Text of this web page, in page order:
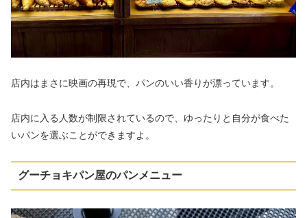
店内はまさに映画の再現で、パンのいい香りが漂っています。
店内に入る人数が制限されているので、ゆったりと自分が食べた
いパンを選ぶことができますよ。
グーチョキパン屋のパンメニュー